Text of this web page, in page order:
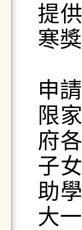
提
寒
申
限
府
子
助
大